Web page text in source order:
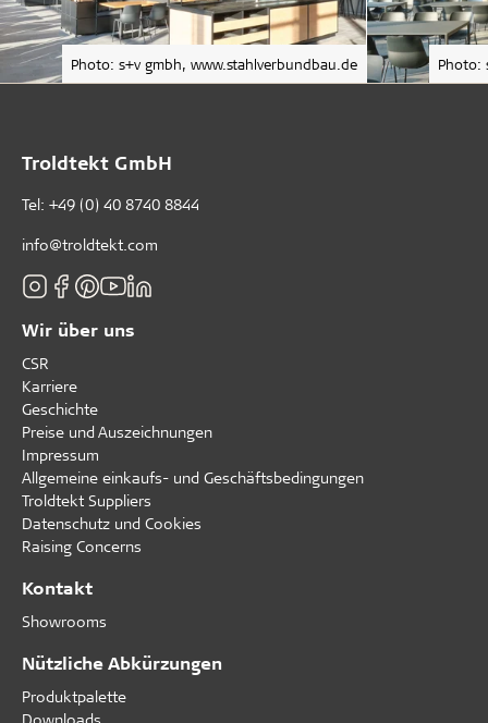
Photo: s+v gmbh, www.stahlverbundbau.de Photo:
Troldtekt GmbH
Tel: +49 (0) 40 8740 8844
info@troldtekt.com
Wir über uns
CSR
Karriere
Geschichte
Preise und Auszeichnungen
Impressum
Allgemeine einkaufs- und Geschäftsbedingungen
Troldtekt Suppliers
Datenschutz und Cookies
Raising Concerns
Kontakt
Showrooms
Nützliche Abkürzungen
Produktpalette